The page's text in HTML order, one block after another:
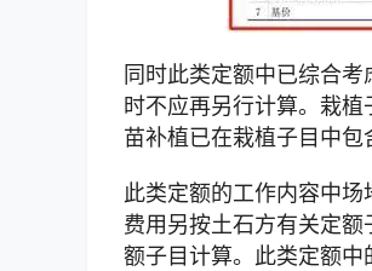
同时此类定额中已综合
时不应再另行计算。栽
苗补植已在栽植子目中包
此类定额的工作内容中
费用另按土石方有关定
额子目计算。此类定额